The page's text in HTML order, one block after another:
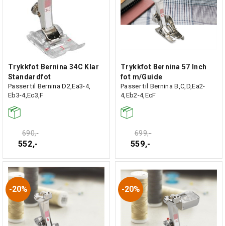
Trykkfot Bernina 34C Klar
Standardfot
Passer til Bernina D2,Ea3-4,
Eb3-4,Ec3,F
690,-
552,-
Trykkfot Bernina 57 Inch
fot m/Guide
Passer til Bernina B,C,D,Ea2-
4,Eb2-4,EcF
699,-
559,-
20% 20%